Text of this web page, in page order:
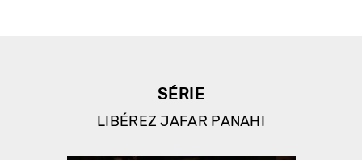
SÉRIE
LIBÉREZ JAFAR PANAHI